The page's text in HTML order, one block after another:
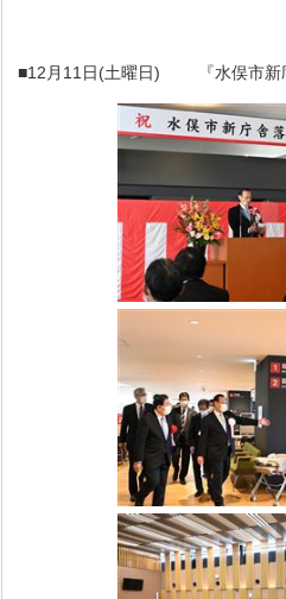
■12月11日(土曜日) 『水俣市新